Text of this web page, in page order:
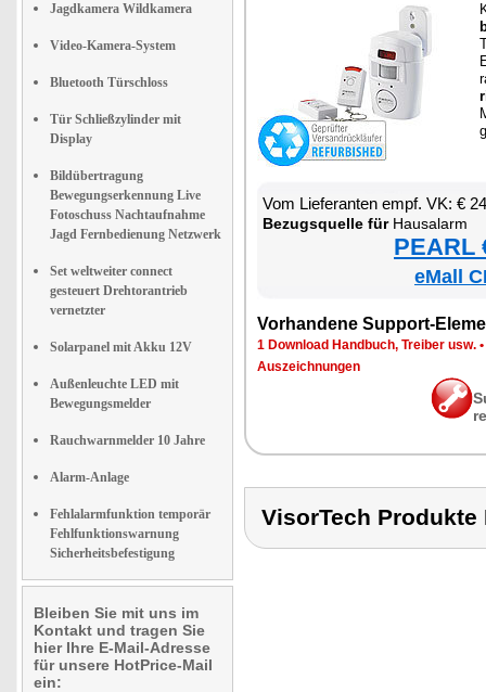
Jagdkamera Wildkamera
Video-Kamera-System
Bluetooth Türschloss
Tür Schließzylinder mit
Display
Bildübertragung
Bewegungserkennung Live
Fotoschuss Nachtaufnahme
Jagd Fernbedienung Netzwerk
Set weltweiter connect
gesteuert Drehtorantrieb
vernetzter
Solarpanel mit Akku 12V
Außenleuchte LED mit
Bewegungsmelder
Rauchwarnmelder 10 Jahre
Alarm-Anlage
Fehlalarmfunktion temporär
Fehlfunktionswarnung
Sicherheitsbefestigung
Bleiben Sie mit uns im
Kontakt und tragen Sie
hier Ihre E-Mail-Adresse
für unsere HotPrice-Mail
ein:
Vom Lie­fe­ran­ten empf. VK: €
Be­zugs­quel­le fürHausalarm
PEARL
eMall
Vor­han­de­ne Sup­port-
1 Down­load Hand­buch, Trei­ber usw. •
Aus­zeich­nun­gen
VisorTech Produkte